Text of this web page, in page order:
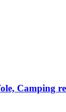
Camping